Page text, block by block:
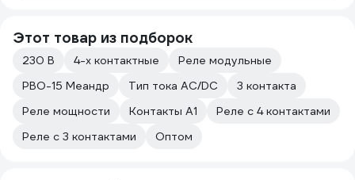
Этот товар из подборок
230 В 4-х контактные
Реле модульные
РВО-15 Меандр
Тип тока AC/DC
3 контакта
Реле мощности
Контакты A1
Реле с 4 контактами
Реле с 3 контактами
Оптом